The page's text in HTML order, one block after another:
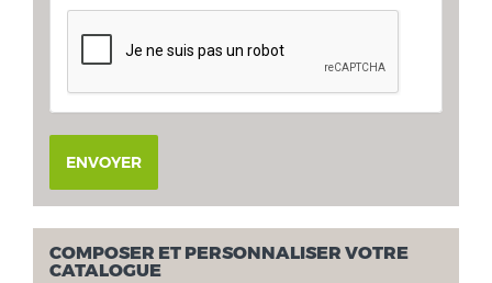
ENVOYER
COMPOSER ET PERSONNALISER VOTRE
CATALOGUE